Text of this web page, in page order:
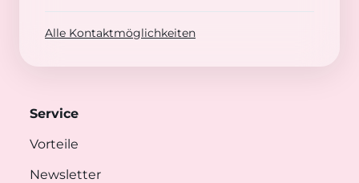
Alle Kontaktmöglichkeiten
Service
Vorteile
Newsletter